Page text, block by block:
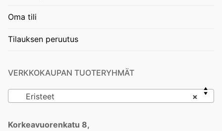
Oma tili
Tilauksen peruutus
VERKKOKAUPAN TUOTERYHMÄT
×
Eristeet
Korkeavuorenkatu 8,